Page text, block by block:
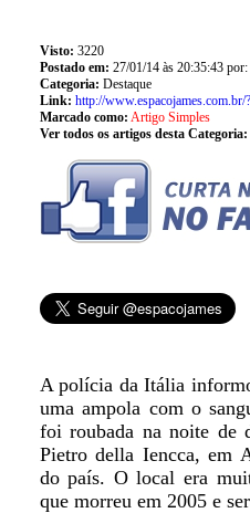
Visto: 3220
Postado em: 27/01/14 às 20:35:43 por:
Categoria: Destaque
Link: http://
Marcado como: Artigo Simples
Ver todos os artigos desta Categoria:
A polícia da Itália
uma ampola com o
foi roubada na noite de
Pietro della Iencca, em
do país. O local era
que morreu em 2005 e